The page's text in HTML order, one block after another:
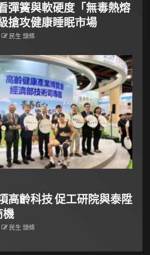
彈簧與軟硬度「無毒熱熔
搶攻健康睡眠市場
民生 頭條
高齡科技 促工研院與泰陞
機
民生 頭條